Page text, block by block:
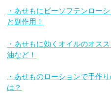
・あせもにビーソフテンロー
と副作用！
・あせもに効くオイルのオス
油など！
・あせものローションで手作
は？